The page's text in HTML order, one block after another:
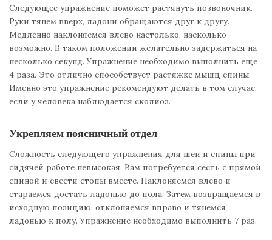
Следующее упражнение поможет растянуть позвоночник.
Руки тянем вверх, ладони обращаются друг к другу.
Медленно наклоняемся влево настолько, насколько
возможно. В таком положении желательно задержаться на
несколько секунд. Упражнение необходимо выполнить еще
4 раза. Это отлично способствует растяжке мышц спины.
Именно это упражнение рекомендуют делать в том случае,
если у человека наблюдается сколиоз.
Укрепляем поясничный отдел
Сложность следующего упражнения для шеи и спины при
сидячей работе невысокая. Вам потребуется сесть с прямой
спиной и свести стопы вместе. Наклоняемся влево и
стараемся достать ладонью до пола. Затем возвращаемся в
исходную позицию, отклоняемся вправо и тянемся
ладонью к полу. Упражнение необходимо выполнить 7 раз.